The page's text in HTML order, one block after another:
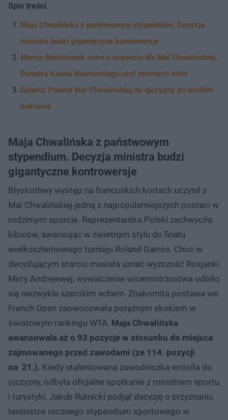
Spis treści
Maja Chwalińska z państwowym stypendium. Decyzja
ministra budzi gigantyczne kontrowersje
Marcin Możdżonek ostro o wsparciu dla Mai Chwalińskiej.
Doradca Karola Nawrockiego użył mocnych słów
Galeria: Powrót Mai Chwalińskiej do ojczyzny po wielkim
sukcesie
Maja Chwalińska z państwowym
stypendium. Decyzja ministra budzi
gigantyczne kontrowersje
Błyskotliwy występ na francuskich kortach uczynił z
Mai Chwalińskiej jedną z najpopularniejszych postaci w
rodzimym sporcie. Reprezentantka Polski zachwyciła
kibiców, awansując w świetnym stylu do finału
wielkoszlemowego turnieju Roland Garros. Choć w
decydującym starciu musiała uznać wyższość Rosjanki
Mirry Andrejewej, wywalczenie wicemistrzostwa odbiło
się niezwykle szerokim echem. Znakomita postawa we
French Open zaowocowała potężnym skokiem w
światowym rankingu WTA. Maja Chwalińska
awansowała aż o 93 pozycje w stosunku do miejsca
zajmowanego przed zawodami (ze 114. pozycji
na 21.). Kiedy utalentowana zawodniczka wróciła do
ojczyzny, odbyła oficjalne spotkanie z ministrem sportu
i turystyki. Jakub Rutnicki podjął decyzję o przyznaniu
tenisistce rocznego stypendium sportowego w